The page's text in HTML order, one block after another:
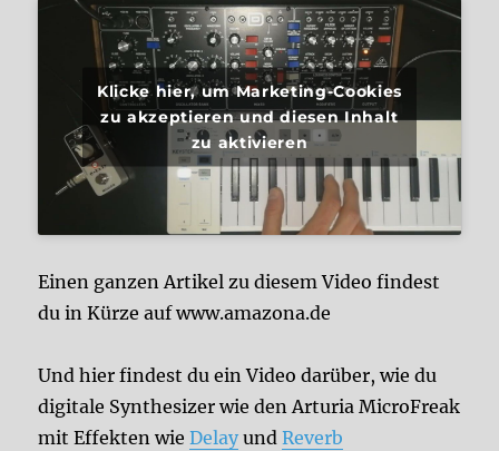
Klicke hier, um Marketing-Cookies
zu akzeptieren und diesen Inhalt
zu aktivieren
Einen ganzen Artikel zu diesem Video findest
du in Kürze auf www.amazona.de
Und hier findest du ein Video darüber, wie du
digitale Synthesizer wie den Arturia MicroFreak
mit Effekten wieDelay undReverb